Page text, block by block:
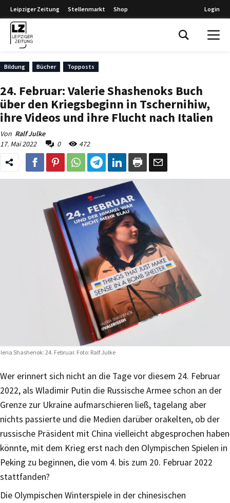
Leipziger Zeitung Stellenmarkt Shop Login
Bildung Bücher Topposts
24. Februar: Valerie Shashenoks Buch
über den Kriegsbeginn in Tschernihiw,
ihre Videos und ihre Flucht nach Italien
Von Ralf Julke
17. Mai 2022
0 472
Shashenok: 24. Februar. Foto: Ralf Julke
Wer erinnert sich nicht an die Tage vor diesem 24. Februar
2022, als Wladimir Putin die Russische Armee schon an der
Grenze zur Ukraine aufmarschieren ließ, tagelang aber
nichts passierte und die Medien darüber orakelten, ob der
russische Präsident mit China vielleicht abgesprochen haben
könnte, mit dem Krieg erst nach den Olympischen Spielen in
Peking zu beginnen, die vom 4. bis zum 20. Februar 2022
stattfanden?
Die Olympischen Winterspiele in der chinesischen